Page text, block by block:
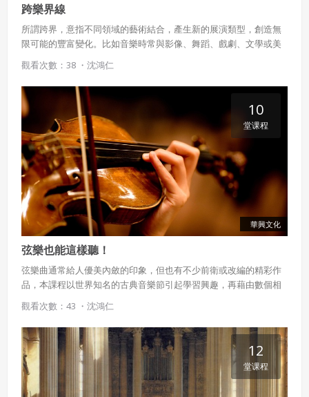
跨樂界線
所謂跨界，意指不同領域的藝術結合，產生新的展演類型，創造無
限可能的豐富變化。比如音樂時常與影像、舞蹈、戲劇、文學或美
術彼此影響，呈現多元的面貌，本課程以三個音樂跨界展演團體作
為引導，再介紹音樂與其他領域的相互作用之下，所展現的精彩火
花。
觀看次數：38 ・ 沈鴻仁
華興文化
10
堂课程
弦樂也能這樣聽！
弦樂曲通常給人優美內斂的印象，但也有不少前衛或改編的精彩作
品，本課程以世界知名的古典音樂節引起學習興趣，再藉由數個相
關的表演團體和作曲家的創作，聆賞弦樂器與其他樂器的搭配樂
趣，感受弦樂豐富多變的演繹方式。
觀看次數：43 ・ 沈鴻仁
12
堂课程